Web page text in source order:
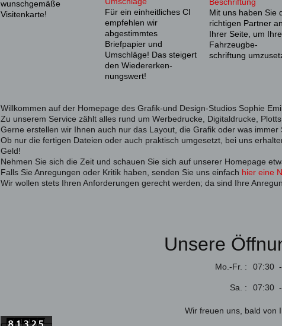
wunschgemäße
Visitenkarte!
Für ein einheitliches CI
empfehlen wir
abgestimmtes
Briefpapier und
Umschläge! Das steigert
den Wiedererken-
nungswert!
Mit uns haben Sie
richtigen Partner an
Ihrer Seite, um Ihre
Fahrzeugbe-
schriftung
Willkommen auf der Homepage des Grafik-und Design-Studios Sophie
Zu unserem Service zählt alles rund um Werbedrucke, Digitaldrucke, Plotts
Gerne erstellen wir Ihnen auch nur das Layout, die Grafik oder was immer
Ob nur die fertigen Dateien oder auch praktisch umgesetzt, bei uns
Geld!
Nehmen Sie sich die Zeit und schauen Sie sich auf unserer Homepage
Falls Sie Anregungen oder Kritik haben, senden Sie uns einfach hier eine
Wir wollen stets Ihren Anforderungen gerecht werden; da sind Ihre
Unsere
Mo.-Fr. : 07:30
Sa. : 07:30
Wir freuen uns, bald von